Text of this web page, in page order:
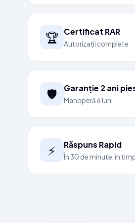
🏆 Certificat RAR
Autorizații complete
🛡️ Garanție 2 ani
Manoperă 6 luni
⚡ Răspuns Rapid
În 30 de minute, în